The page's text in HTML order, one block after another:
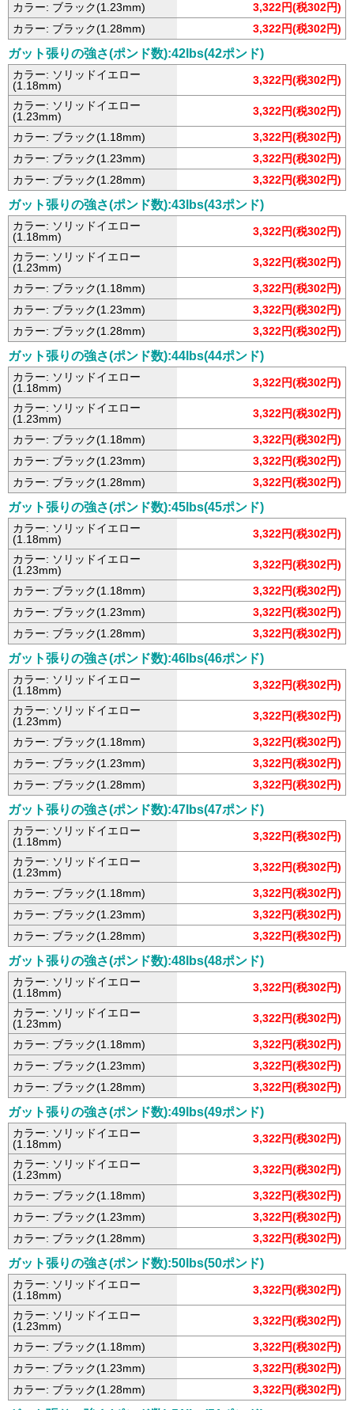
カラー: ブラック(1.23mm)
3,322円(税302円)
カラー: ブラック(1.28mm)
3,322円(税302円)
ガット張りの強さ(ポンド数):42lbs(42ポンド)
カラー: ソリッドイエロー
(1.18mm)
3,322円(税302円)
カラー: ソリッドイエロー
(1.23mm)
3,322円(税302円)
カラー: ブラック(1.18mm)
3,322円(税302円)
カラー: ブラック(1.23mm)
3,322円(税302円)
カラー: ブラック(1.28mm)
3,322円(税302円)
ガット張りの強さ(ポンド数):43lbs(43ポンド)
カラー: ソリッドイエロー
(1.18mm)
3,322円(税302円)
カラー: ソリッドイエロー
(1.23mm)
3,322円(税302円)
カラー: ブラック(1.18mm)
3,322円(税302円)
カラー: ブラック(1.23mm)
3,322円(税302円)
カラー: ブラック(1.28mm)
3,322円(税302円)
ガット張りの強さ(ポンド数):44lbs(44ポンド)
カラー: ソリッドイエロー
(1.18mm)
3,322円(税302円)
カラー: ソリッドイエロー
(1.23mm)
3,322円(税302円)
カラー: ブラック(1.18mm)
3,322円(税302円)
カラー: ブラック(1.23mm)
3,322円(税302円)
カラー: ブラック(1.28mm)
3,322円(税302円)
ガット張りの強さ(ポンド数):45lbs(45ポンド)
カラー: ソリッドイエロー
(1.18mm)
3,322円(税302円)
カラー: ソリッドイエロー
(1.23mm)
3,322円(税302円)
カラー: ブラック(1.18mm)
3,322円(税302円)
カラー: ブラック(1.23mm)
3,322円(税302円)
カラー: ブラック(1.28mm)
3,322円(税302円)
ガット張りの強さ(ポンド数):46lbs(46ポンド)
カラー: ソリッドイエロー
(1.18mm)
3,322円(税302円)
カラー: ソリッドイエロー
(1.23mm)
3,322円(税302円)
カラー: ブラック(1.18mm)
3,322円(税302円)
カラー: ブラック(1.23mm)
3,322円(税302円)
カラー: ブラック(1.28mm)
3,322円(税302円)
ガット張りの強さ(ポンド数):47lbs(47ポンド)
カラー: ソリッドイエロー
(1.18mm)
3,322円(税302円)
カラー: ソリッドイエロー
(1.23mm)
3,322円(税302円)
カラー: ブラック(1.18mm)
3,322円(税302円)
カラー: ブラック(1.23mm)
3,322円(税302円)
カラー: ブラック(1.28mm)
3,322円(税302円)
ガット張りの強さ(ポンド数):48lbs(48ポンド)
カラー: ソリッドイエロー
(1.18mm)
3,322円(税302円)
カラー: ソリッドイエロー
(1.23mm)
3,322円(税302円)
カラー: ブラック(1.18mm)
3,322円(税302円)
カラー: ブラック(1.23mm)
3,322円(税302円)
カラー: ブラック(1.28mm)
3,322円(税302円)
ガット張りの強さ(ポンド数):49lbs(49ポンド)
カラー: ソリッドイエロー
(1.18mm)
3,322円(税302円)
カラー: ソリッドイエロー
(1.23mm)
3,322円(税302円)
カラー: ブラック(1.18mm)
3,322円(税302円)
カラー: ブラック(1.23mm)
3,322円(税302円)
カラー: ブラック(1.28mm)
3,322円(税302円)
ガット張りの強さ(ポンド数):50lbs(50ポンド)
カラー: ソリッドイエロー
(1.18mm)
3,322円(税302円)
カラー: ソリッドイエロー
(1.23mm)
3,322円(税302円)
カラー: ブラック(1.18mm)
3,322円(税302円)
カラー: ブラック(1.23mm)
3,322円(税302円)
カラー: ブラック(1.28mm)
3,322円(税302円)